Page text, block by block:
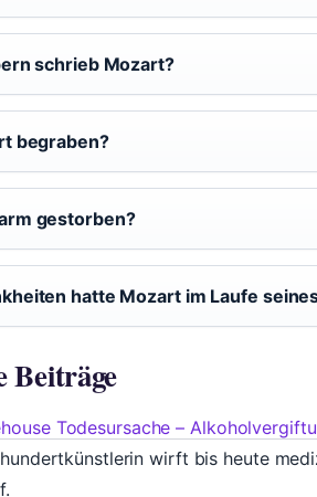
schrieb Mozart?
begraben?
gestorben?
hatte Mozart im Laufe
Beiträge
Todesursache –
wirft bis heute